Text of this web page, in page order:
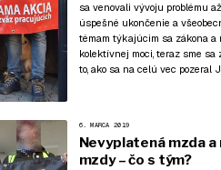
sa venovali vývoju problému
úspešné ukončenie a
témam týkajúcim sa zákona a
kolektívnej moci, teraz sme sa
to, ako sa na celú vec pozeral
6. MARCA 2019
Nevyplatená mzda a
mzdy – čo s tým?